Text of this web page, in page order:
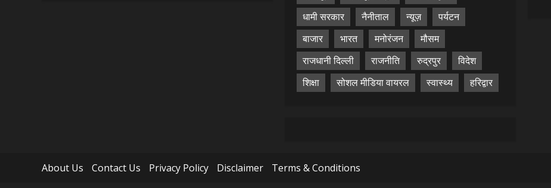
धामी सरकार
नैनीताल न्यूज़
पर्यटन
बाजार
भारत मनोरंजन
मौसम
राजधानी दिल्ली
राजनीति रुद्रपुर
विदेश
शिक्षा
सोशल मीडिया वायरल स्वास्थ्य हरिद्वार
About Us Contact Us Privacy Policy Disclaimer Terms & Conditions